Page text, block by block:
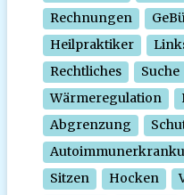
Rechnungen
Heilpraktiker
Rechtliches
Suche
Wärmeregulation
Abgrenzung
Sitzen
Hocken